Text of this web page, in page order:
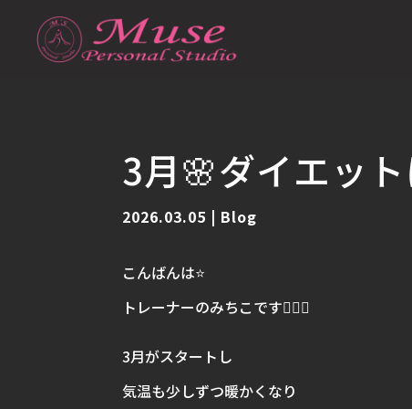
3月🌸ダイエッ
2026.03.05 | Blog
こんばんは⭐️
トレーナーのみちこです🙋🏽‍♀️
3月がスタートし
気温も少しずつ暖かくなり